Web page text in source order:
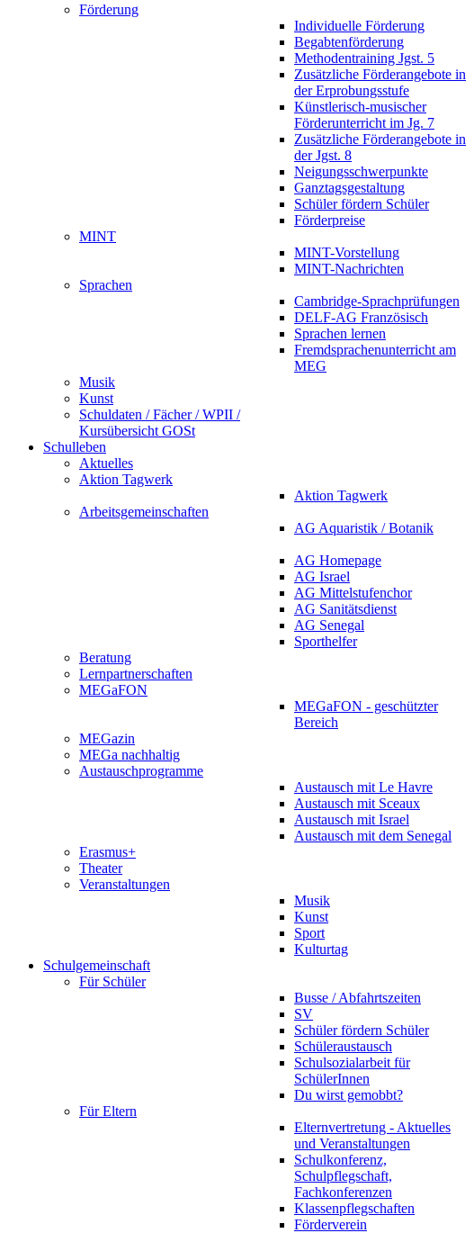
Förderung
Individuelle Förderung
Begabtenförderung
Methodentraining Jgst. 5
Zusätzliche Förderangebote in
der Erprobungsstufe
Künstlerisch-musischer
Förderunterricht im Jg. 7
Zusätzliche Förderangebote in
der Jgst. 8
Neigungsschwerpunkte
Ganztagsgestaltung
Schüler fördern Schüler
Förderpreise
MINT
MINT-Vorstellung
MINT-Nachrichten
Sprachen
Cambridge-Sprachprüfungen
DELF-AG Französisch
Sprachen lernen
Fremdsprachenunterricht am
MEG
Musik
Kunst
Schuldaten / Fächer / WPII /
Kursübersicht GOSt
Schulleben
Aktuelles
Aktion Tagwerk
Aktion Tagwerk
Arbeitsgemeinschaften
AG Aquaristik / Botanik
AG Homepage
AG Israel
AG Mittelstufenchor
AG Sanitätsdienst
AG Senegal
Sporthelfer
Beratung
Lernpartnerschaften
MEGaFON
MEGaFON - geschützter
Bereich
MEGazin
MEGa nachhaltig
Austauschprogramme
Austausch mit Le Havre
Austausch mit Sceaux
Austausch mit Israel
Austausch mit dem Senegal
Erasmus+
Theater
Veranstaltungen
Musik
Kunst
Sport
Kulturtag
Schulgemeinschaft
Für Schüler
Busse / Abfahrtszeiten
SV
Schüler fördern Schüler
Schüleraustausch
Schulsozialarbeit für
SchülerInnen
Du wirst gemobbt?
Für Eltern
Elternvertretung - Aktuelles
und Veranstaltungen
Schulkonferenz,
Schulpflegschaft,
Fachkonferenzen
Klassenpflegschaften
Förderverein